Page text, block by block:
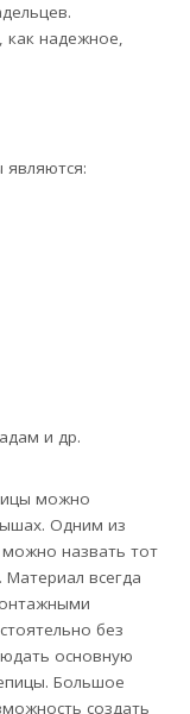
как надежное,
и др.
можно
Одним из
можно назвать тот
всегда
без
основную
Большое
создать